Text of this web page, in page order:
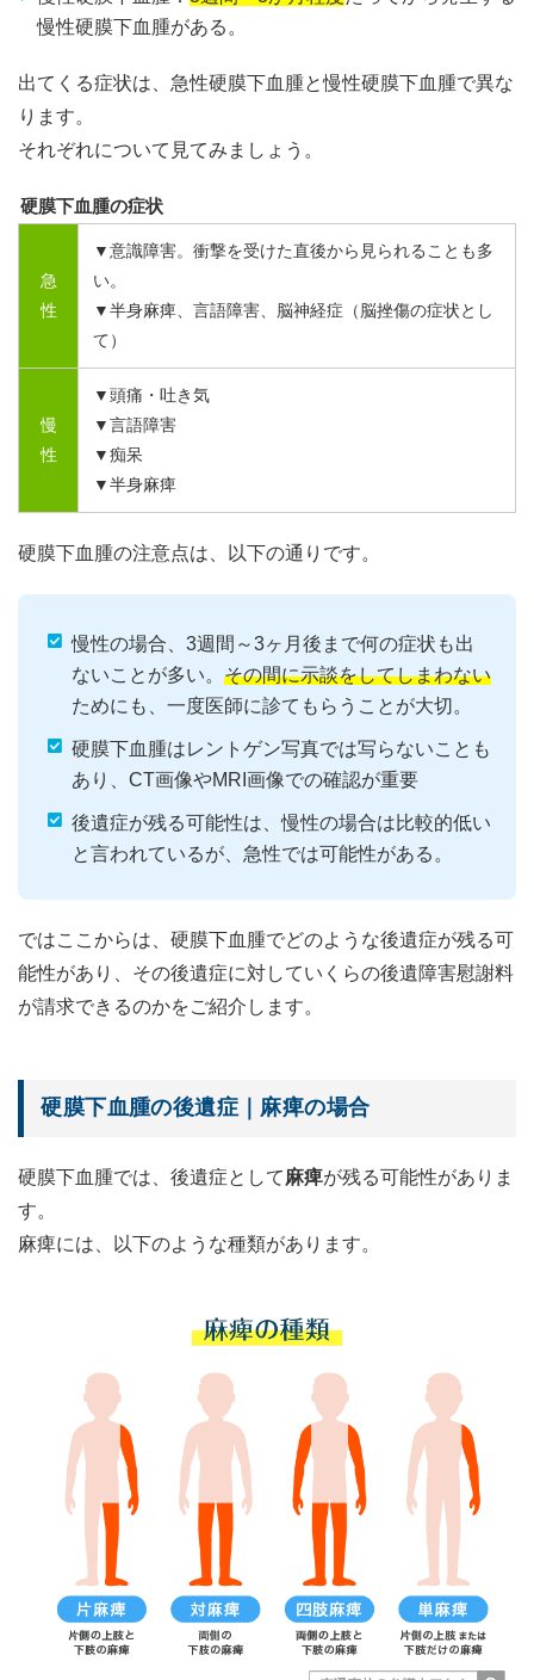
慢性硬膜下血腫がある。
出てくる症状は、急性硬膜下血腫と慢性硬膜下血腫で異な
ります。
それぞれについて見てみましょう。
硬膜下血腫の症状
急
性
▼意識障害。衝撃を受けた直後から見られることも多
い。
▼半身麻痺、言語障害、脳神経症（脳挫傷の症状とし
て）
慢
性
▼頭痛・吐き気
▼言語障害
▼痴呆
▼半身麻痺
硬膜下血腫の注意点は、以下の通りです。
慢性の場合、3週間～3ヶ月後まで何の症状も出
ないことが多い。 その間に示談をしてしまわない
ためにも、一度医師に診てもらうことが大切。
硬膜下血腫はレントゲン写真では写らないことも
あり、CT画像やMRI画像での確認が重要
後遺症が残る可能性は、慢性の場合は比較的低い
と言われているが、急性では可能性がある。
ではここからは、硬膜下血腫でどのような後遺症が残る可
能性があり、その後遺症に対していくらの後遺障害慰謝料
が請求できるのかをご紹介します。
硬膜下血腫の後遺症｜麻痺の場合
硬膜下血腫では、後遺症として麻痺が残る可能性がありま
す。
麻痺には、以下のような種類があります。